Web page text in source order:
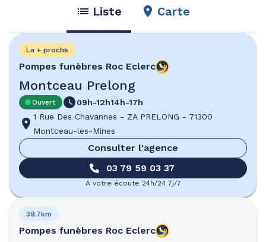
Liste Carte
Pompes funèbres Roc Eclerc
Montceau Prelong
La + proche
Ouvert 09h-12h14h-17h
1 Rue Des Chavannes - ZA PRELONG - 71300
Montceau-les-Mines
Consulter l'agence
03 79 59 03 37
A votre écoute 24h/24 7j/7
Pompes funèbres Roc Eclerc
39.7km